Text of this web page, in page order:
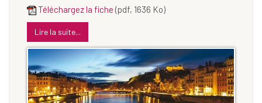
Téléchargez la fiche (pdf, 1636 Ko)
Lire la suite...